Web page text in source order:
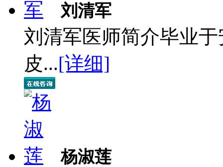
刘清军
刘清军医师简介毕业
皮...[详细]
杨淑莲